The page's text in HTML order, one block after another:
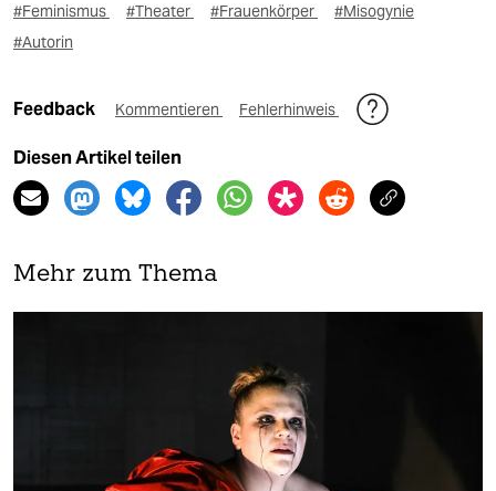
#Feminismus #Theater #Frauenkörper
#Misogynie
#Autorin
Feedback Kommentieren Fehlerhinweis
Diesen Artikel teilen
Mehr zum Thema